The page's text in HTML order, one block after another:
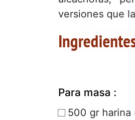
versiones que
Para masa :
500 gr harina